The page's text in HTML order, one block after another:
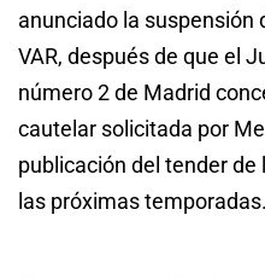
anunciado la suspensión
VAR, después de que el
número 2 de Madrid
cautelar solicitada por
publicación del tender de
las próximas temporadas.